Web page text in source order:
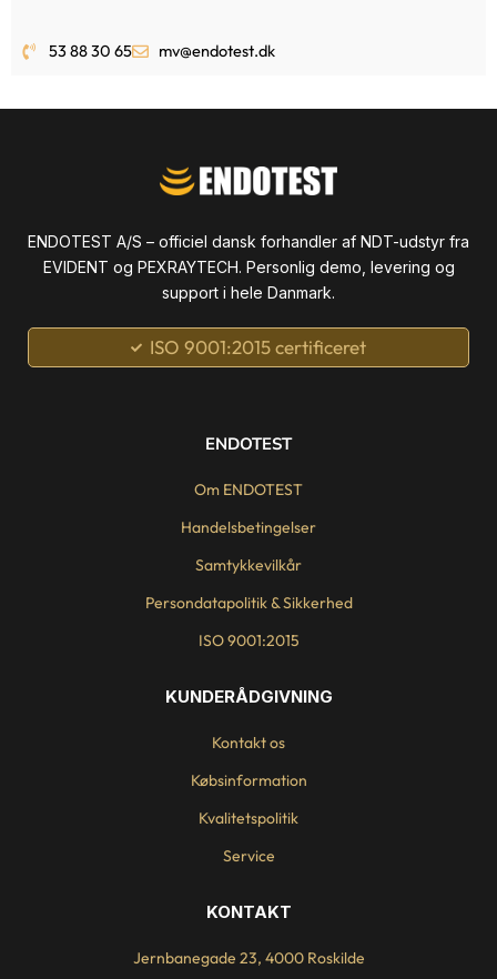
53 88 30 65 mv@endotest.dk
ENDOTEST A/S – officiel dansk forhandler af NDT-udstyr fra
EVIDENT og PEXRAYTECH. Personlig demo, levering og
support i hele Danmark.
ISO 9001:2015 certificeret
ENDOTEST
Om ENDOTEST
Handelsbetingelser
Samtykkevilkår
Persondatapolitik & Sikkerhed
ISO 9001:2015
KUNDERÅDGIVNING
Kontakt os
Købsinformation
Kvalitetspolitik
Service
KONTAKT
Jernbanegade 23, 4000 Roskilde